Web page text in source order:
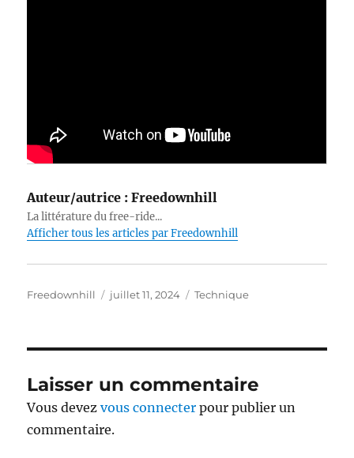
Auteur/autrice : Freedownhill
La littérature du free-ride...
Afficher tous les articles par Freedownhill
Auteur
Freedownhill
Publié
juillet 11, 2024 Catégories
Technique
Laisser un commentaire
Vous devezvous connecter pour publier un
commentaire.